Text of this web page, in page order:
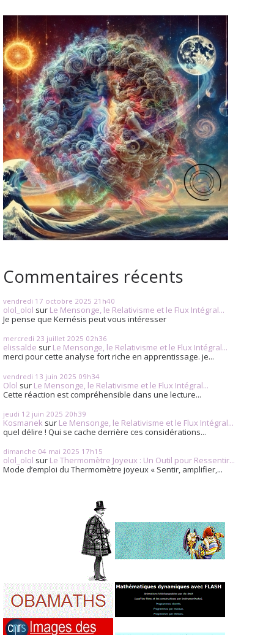
Commentaires récents
vendredi 17 octobre 2025 21h40
olol_olol sur Le Mensonge, le Relativisme et le Flux Intégral...
Je pense que Kernésis peut vous intéresser
mercredi 23 juillet 2025 02h36
elissalde sur Le Mensonge, le Relativisme et le Flux Intégral...
merci pour cette analyse fort riche en apprentissage. je...
vendredi 13 juin 2025 09h34
Olol sur Le Mensonge, le Relativisme et le Flux Intégral...
Cette réaction est compréhensible dans une lecture...
jeudi 12 juin 2025 20h39
Kosmanek sur Le Mensonge, le Relativisme et le Flux Intégral...
quel délire ! Qui se cache derrière ces considérations...
dimanche 04 mai 2025 17h15
olol_olol sur Le Thermomètre Joyeux : Un Outil pour Ressentir...
Mode d’emploi du Thermomètre joyeux « Sentir, amplifier,...